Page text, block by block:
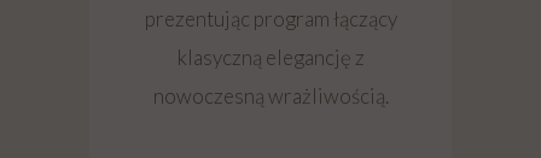
prezentując program łączący
klasyczną elegancję z
nowoczesną wrażliwością.